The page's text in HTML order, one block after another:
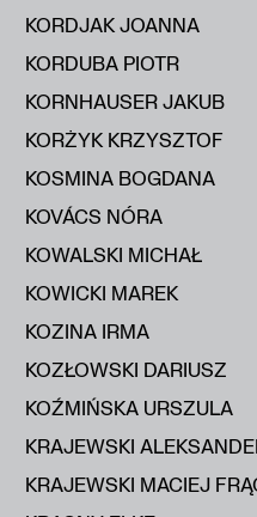
KORDJAK JOANNA
KORDUBA PIOTR
KORNHAUSER JAKUB
KORŻYK KRZYSZTOF
KOSMINA BOGDANA
KOVÁCS NÓRA
KOWALSKI MICHAŁ
KOWICKI MAREK
KOZINA IRMA
KOZŁOWSKI DARIUSZ
KOŹMIŃSKA URSZULA
KRAJEWSKI
KRAJEWSKI MACIEJ